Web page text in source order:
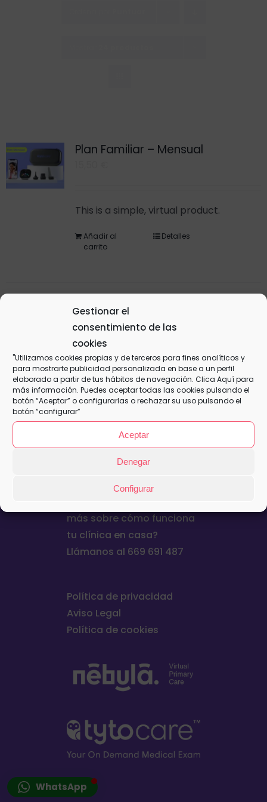
Gestionar el
consentimiento de las
cookies
"Utilizamos cookies propias y de terceros para fines analíticos y
para mostrarte publicidad personalizada en base a un perfil
elaborado a partir de tus hábitos de navegación. Clica Aquípara
más información. Puedes aceptar todas las cookies pulsando el
botón “Aceptar” o configurarlas o rechazar su uso pulsando el
botón “configurar”
Aceptar
Denegar
Configurar
WhatsApp
Plan Familiar – Mensual
This is a simple, virtual product.
Añadir al
carrito
Detalles
Plan Familiar – Anual
280,00€
Añadir al
carrito
Detalles
más sobre cómo funciona
tu clínica en casa?
Llámanos al 669 691 487
Política de privacidad
Aviso Legal
Política de cookies